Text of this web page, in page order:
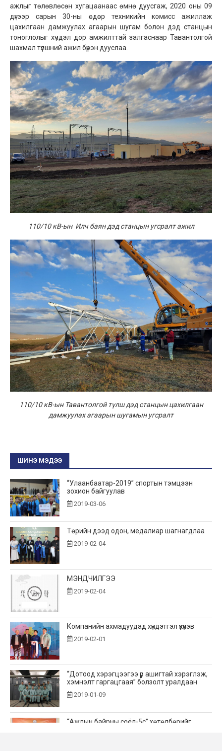
ажлыг төлөвлөсөн хугацаанаас өмнө дуусгаж, 2020 оны 09
дүгээр сарын 30-ны өдөр техникийн комисс ажиллаж
цахилгаан дамжуулах агаарын шугам болон дэд станцын
тоноглолыг хүчдэл дор амжилттай залгаснаар Тавантолгой
шахмал түлшний ажил бүрэн дууслаа.
110/10 кВ-ын Илч баян дэд станцын угсралт ажил
110/10 кВ-ын Тавантолгой түлш дэд станцын цахилгаан
дамжуулах агаарын шугамын угсралт
ШИНЭ МЭДЭЭ
“Улаанбаатар-2019” спортын тэмцээн
зохион байгуулав
2019-03-06
Төрийн дээд одон, медалиар шагнагдлаа
2019-02-04
МЭНДЧИЛГЭЭ
2019-02-04
Компанийн ахмадуудад хүндэтгэл үзүүлэв
2019-02-01
“Дотоод хэрэгцээгээ үр ашигтай хэрэглэж,
хэмнэлт гаргацгаая” болзолт уралдаан
2019-01-09
“Ажлын байрны соёл-5с” хөтөлбөрийг